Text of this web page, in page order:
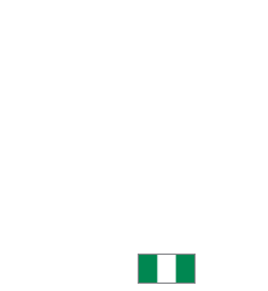
Statistik Cookies